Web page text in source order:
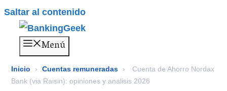
Saltar al contenido
Menú
Inicio › Cuentas remuneradas ›
Cuenta de Ahorro Nordax
Bank (via Raisin): opiniones y analisis 2026